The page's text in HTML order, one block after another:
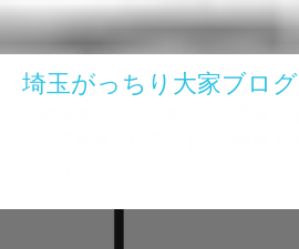
埼玉がっちり大家ブログ